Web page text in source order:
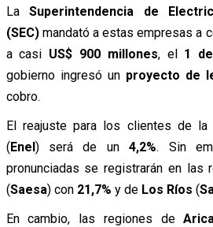
LaSuperintendencia de
(SEC)mandató a estas empresas a
a casi US$ 900 millones, el 1
gobierno ingresó un proyecto de
cobro.
El reajuste para los clientes de la
(Enel) será de un4,2%. Sin
pronunciadas se registrarán en las
(Saesa) con 21,7% y de Los Ríos (
En cambio, las regiones de